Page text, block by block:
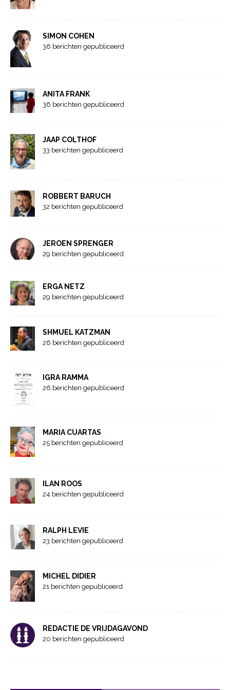
SIMON COHEN
36 berichten gepubliceerd
ANITA FRANK
36 berichten gepubliceerd
JAAP COLTHOF
33 berichten gepubliceerd
ROBBERT BARUCH
32 berichten gepubliceerd
JEROEN SPRENGER
29 berichten gepubliceerd
ERGA NETZ
29 berichten gepubliceerd
SHMUEL KATZMAN
26 berichten gepubliceerd
IGRA RAMMA
26 berichten gepubliceerd
MARIA CUARTAS
25 berichten gepubliceerd
ILAN ROOS
24 berichten gepubliceerd
RALPH LEVIE
23 berichten gepubliceerd
MICHEL DIDIER
21 berichten gepubliceerd
REDACTIE DE VRIJDAGAVOND
20 berichten gepubliceerd